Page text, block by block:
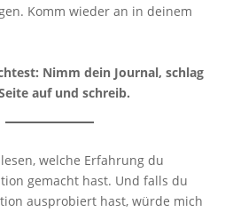
Komm wieder an in deinem
Nimm dein Journal, schlag
auf und schreib.
welche Erfahrung du
gemacht hast. Und falls du
ausprobiert hast, würde mich